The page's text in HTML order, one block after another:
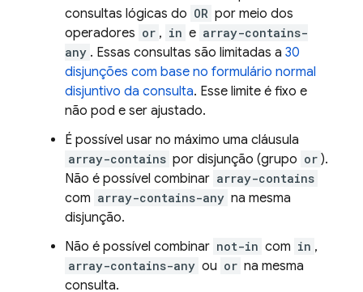
consultas lógicas do OR por meio dos
operadores or , in e array-contains-
any . Essas consultas são limitadas a 30
disjunções com base no formulário normal
disjuntivo da consulta. Esse limite é fixo e
não pod e ser ajustado.
É possível usar no máximo uma cláusula
array-contains por disjunção (grupo or ).
Não é possível combinar array-contains
com array-contains-any na mesma
disjunção.
Não é possível combinar not-in com in ,
array-contains-any ou or na mesma
consulta.